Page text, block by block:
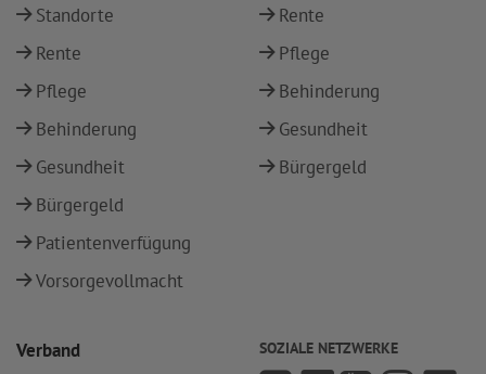
Standorte
Rente
Pflege
Behinderung
Gesundheit
Bürgergeld
Patientenverfügung
Vorsorgevollmacht
Rente
Pflege
Behinderung
Gesundheit
Bürgergeld
Verband
SOZIALE NETZWERKE